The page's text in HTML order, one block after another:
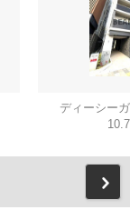
ディーシー